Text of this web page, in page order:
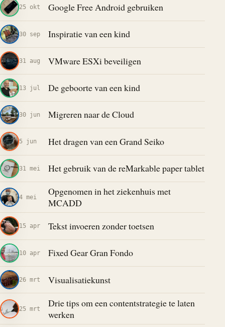
25 okt Google Free Android gebruiken
30 sep Inspiratie van een kind
31 aug VMware ESXi beveiligen
13 jul De geboorte van een kind
30 jun Migreren naar de Cloud
5 jun Het dragen van een Grand Seiko
31 mei Het gebruik van de reMarkable paper tablet
4 mei
Opgenomen in het ziekenhuis met
MCADD
15 apr Tekst invoeren zonder toetsen
10 apr Fixed Gear Gran Fondo
26 mrt Visualisatiekunst
25 mrt
Drie tips om een contentstrategie te laten
werken